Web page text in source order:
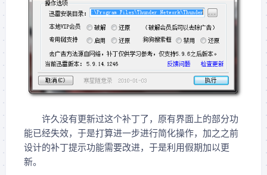
许久没有更新过这个补丁了，原有界面上的部分功
能已经失效，于是打算进一步进行简化操作，加之之前
设计的补丁提示功能需要改进，于是利用假期加以更
新。